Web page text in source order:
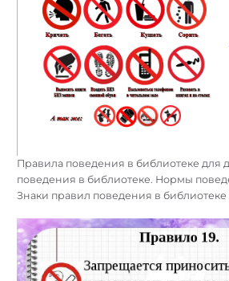
Правила поведения в библиотеке для
поведения в библиотеке. Нормы
Знаки правил поведения в библиотеке